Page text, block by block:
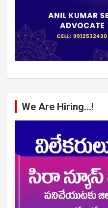
We Are Hiring…!